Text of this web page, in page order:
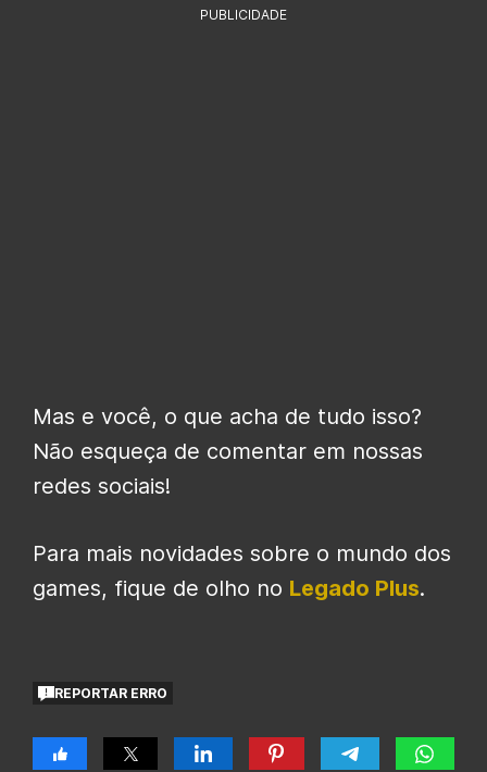
PUBLICIDADE
Mas e você, o que acha de tudo isso?
Não esqueça de comentar em nossas
redes sociais!
Para mais novidades sobre o mundo dos
games, fique de olho no Legado Plus.
REPORTAR ERRO